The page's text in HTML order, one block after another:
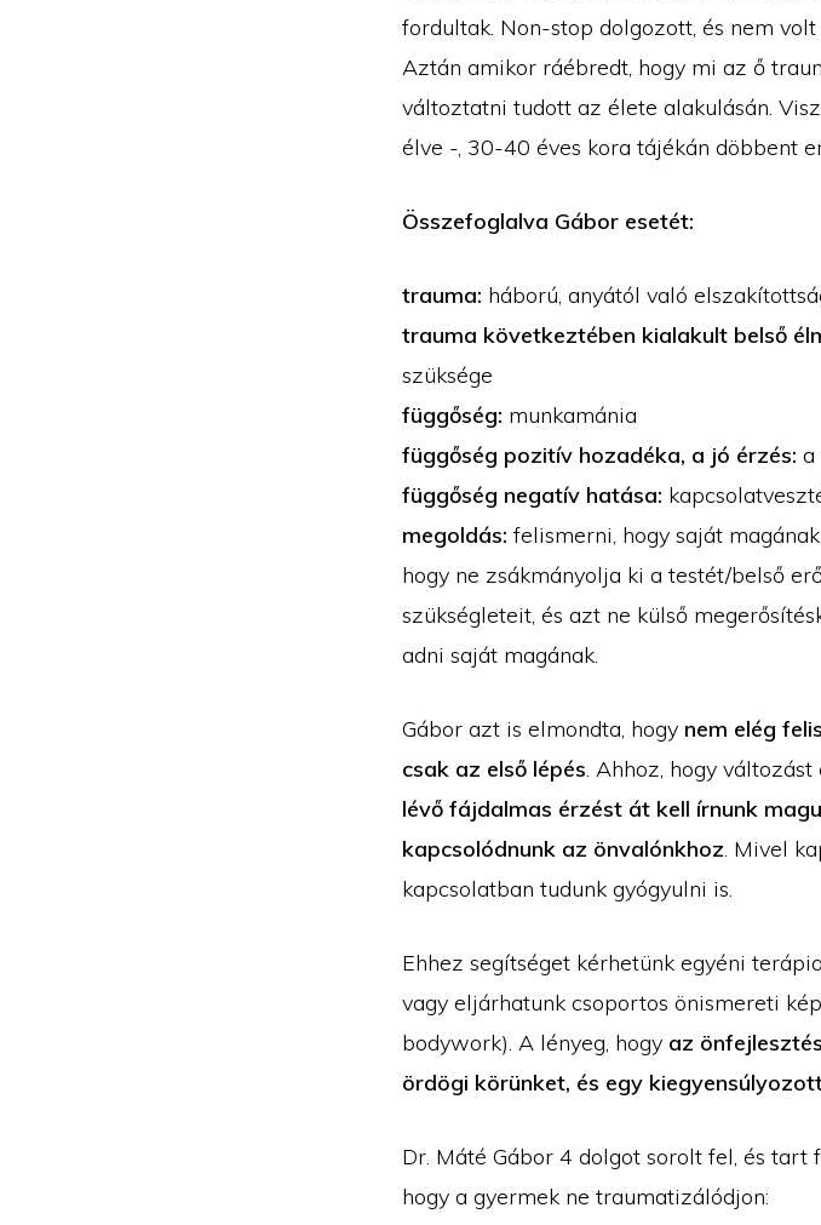
fordultak. Non-stop dolgozott, és nem
Aztán amikor ráébredt, hogy mi az ő
változtatni tudott az élete alakulásán.
élve -, 30-40 éves kora tájékán döbbent
Összefoglalva Gábor esetét:
trauma: háború, anyától való
trauma következtében kialakult belső
szüksége
függőség: munkamánia
függőség pozitív hozadéka, a jó érzés: a
függőség negatív hatása:
megoldás: felismerni, hogy saját
hogy ne zsákmányolja ki a testét/belső
szükségleteit, és azt ne külső
adni saját magának.
Gábor azt is elmondta, hogy nem elég
csak az első lépés. Ahhoz, hogy
lévő fájdalmas érzést át kell írnunk
kapcsolódnunk az önvalónkhoz. Mivel
kapcsolatban tudunk gyógyulni is.
Ehhez segítséget kérhetünk egyéni
vagy eljárhatunk csoportos önismereti
bodywork). A lényeg, hogy az
ördögi körünket, és egy
Dr. Máté Gábor 4 dolgot sorolt fel, és tart
hogy a gyermek ne traumatizálódjon: